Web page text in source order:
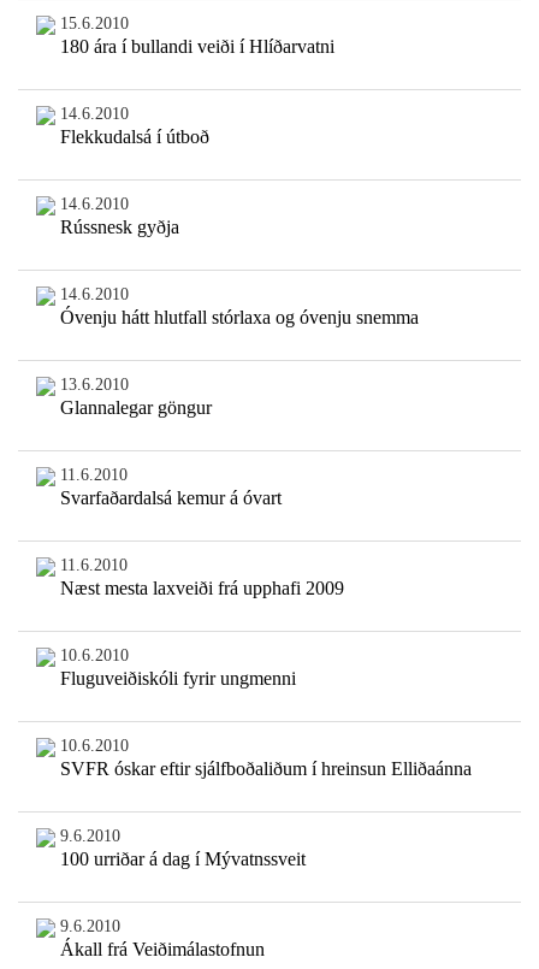
15.6.2010
180 ára í bullandi veiði í Hlíðarvatni
14.6.2010
Flekkudalsá í útboð
14.6.2010
Rússnesk gyðja
14.6.2010
Óvenju hátt hlutfall stórlaxa og óvenju snemma
13.6.2010
Glannalegar göngur
11.6.2010
Svarfaðardalsá kemur á óvart
11.6.2010
Næst mesta laxveiði frá upphafi 2009
10.6.2010
Fluguveiðiskóli fyrir ungmenni
10.6.2010
SVFR óskar eftir sjálfboðaliðum í hreinsun Elliðaánna
9.6.2010
100 urriðar á dag í Mývatnssveit
9.6.2010
Ákall frá Veiðimálastofnun